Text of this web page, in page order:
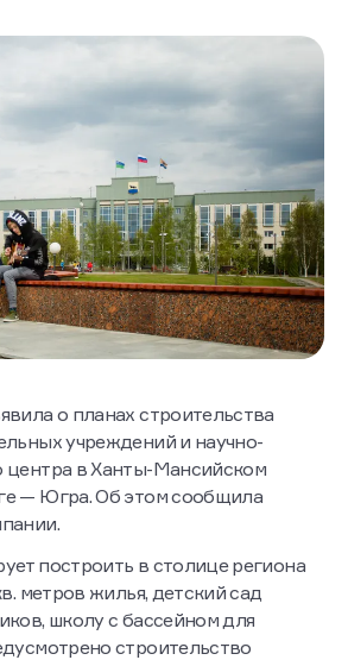
о планах строительства
учреждений и научно-
центра в Ханты-Мансийском
— Югра. Об этом сообщила
построить в столице региона
метров жилья, детский сад
школу с бассейном для
строительство